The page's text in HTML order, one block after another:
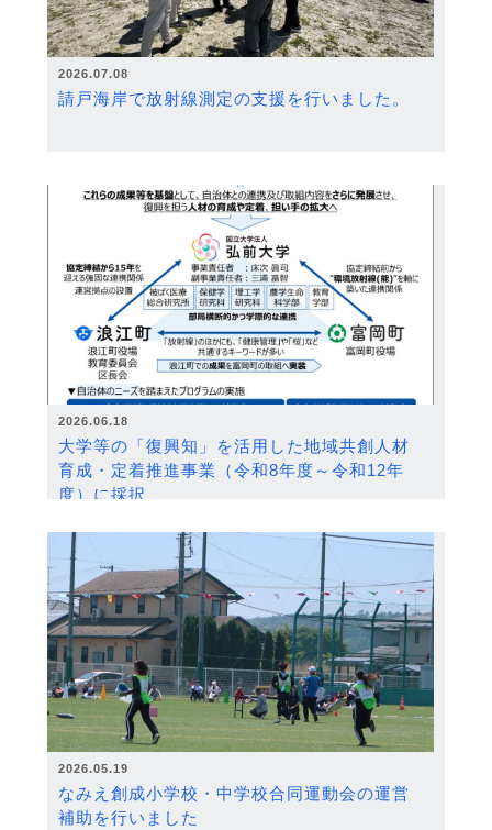
2026.07.08
請戸海岸で放射線測定の支援を行いました。
2026.06.18
大学等の「復興知」を活用した地域共創人材
育成・定着推進事業（令和8年度～令和12年
度）に採択
2026.05.19
なみえ創成小学校・中学校合同運動会の運営
補助を行いました